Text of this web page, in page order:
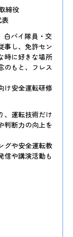
締役
白バイ隊員・交
事し、免許セン
時に好きな場所
のもと、フレス
け安全運転研修
、運転技術だけ
判断力の向上を
グや安全運転教
信や講演活動も